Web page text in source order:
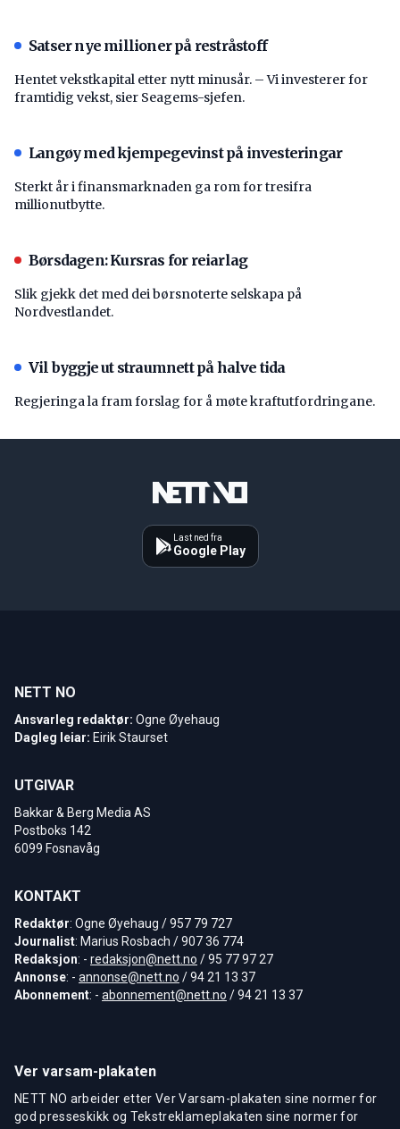
Satser nye millioner på restråstoff
Hentet vekstkapital etter nytt minusår. – Vi investerer for
framtidig vekst, sier Seagems-sjefen.
Langøy med kjempegevinst på investeringar
Sterkt år i finansmarknaden ga rom for tresifra
millionutbytte.
Børsdagen: Kursras for reiarlag
Slik gjekk det med dei børsnoterte selskapa på
Nordvestlandet.
Vil byggje ut straumnett på halve tida
Regjeringa la fram forslag for å møte kraftutfordringane.
Last ned fra
Google Play
NETT NO
Ansvarleg redaktør: Ogne Øyehaug
Dagleg leiar: Eirik Staurset
UTGIVAR
Bakkar & Berg Media AS
Postboks 142
6099 Fosnavåg
KONTAKT
Redaktør: Ogne Øyehaug / 957 79 727
Journalist: Marius Rosbach / 907 36 774
Redaksjon: - redaksjon@nett.no / 95 77 97 27
Annonse: - annonse@nett.no / 94 21 13 37
Abonnement: - abonnement@nett.no / 94 21 13 37
Ver varsam-plakaten
NETT NO arbeider etter Ver Varsam-plakaten sine normer for
god presseskikk og Tekstreklameplakaten sine normer for